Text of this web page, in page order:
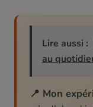
Lire aussi :
au
📍 Mon